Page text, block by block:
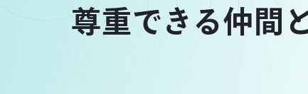
尊重できる仲間